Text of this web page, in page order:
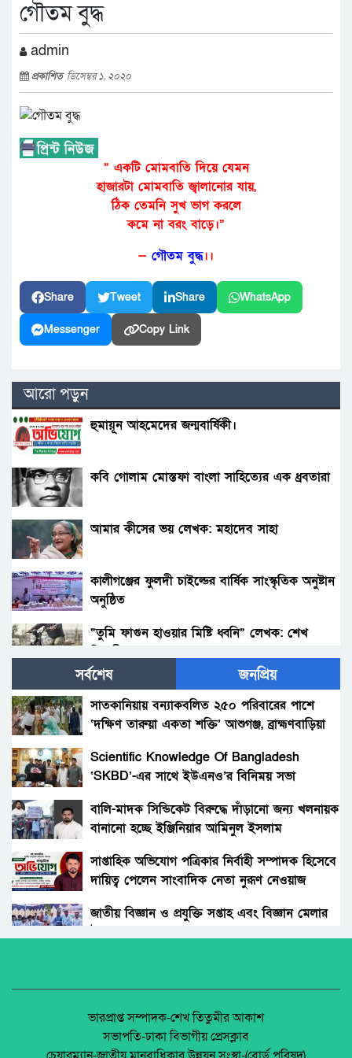
গৌতম বুদ্ধ
admin
প্রকাশিত ডিসেম্বর ১, ২০২০
” একটি মোমবাতি দিয়ে যেমন
হাজারটা মোমবাতি জ্বালানোর যায়,
ঠিক তেমনি সুখ ভাগ করলে
কমে না বরং বাড়ে।”
— গৌতম বুদ্ধ।।
Share Tweet Share WhatsApp
Messenger Copy Link
আরো পড়ুন
হুমায়ূন আহমেদের জন্মবার্ষিকী।
কবি গোলাম মোস্তফা বাংলা সাহিত্যের এক ধ্রবতারা
আমার কীসের ভয় লেখক: মহাদেব সাহা
কালীগঞ্জের ফুলদী চাইল্ডের বার্ষিক সাংস্কৃতিক অনুষ্টান
অনুষ্ঠিত
“তুমি ফাগুন হাওয়ার মিষ্টি ধ্বনি” লেখক: শেখ
দস্যুদল লেখক- গোলাম কিবরিয়া পিনু
প্রোগ্রাম অনুষ্ঠিত
আমার স্বাধীনতা, লেখক – আহসান হাবীব।
জাতীয় কবি কাজী নজরুল ইসলামের মৃত্যুবার্ষিকীতে
গভীর শ্রদ্ধা ও ভালোবাসা।
বাংলাদেশের জনপ্রিয় নির্মাতা।
হিলিতে শুরু হওয়া ভ্রাম্যমাণ বইমেলার তৃতীয় দিন
সর্বশেষ জনপ্রিয়
সাতকানিয়ায় বন্যাকবলিত ২৫০ পরিবারের পাশে
‘দক্ষিণ তারুয়া একতা শক্তি’ আশুগঞ্জ, ব্রাহ্মণবাড়িয়া
Scientific Knowledge Of Bangladesh
‘SKBD’-এর সাথে ইউএনও’র বিনিময় সভা
বালি-মাদক সিন্ডিকেট বিরুদ্ধে দাঁড়ানো জন্য খলনায়ক
বানানো হচ্ছে ইঞ্জিনিয়ার আমিনুল ইসলাম
সাপ্তাহিক অভিযোগ পত্রিকার নির্বাহী সম্পাদক হিসেবে
দায়িত্ব পেলেন সাংবাদিক নেতা নুরূণ নেওয়াজ
জাতীয় বিজ্ঞান ও প্রযুক্তি সপ্তাহ এবং বিজ্ঞান মেলার
জেলা আইন-শৃৃঙ্খলা কমিটির মাসিক সভা অনুষ্ঠিত।
ভারপ্রাপ্ত সম্পাদক-শেখ তিতুমীর আকাশ
সভাপতি-ঢাকা বিভাগীয় প্রেসক্লাব